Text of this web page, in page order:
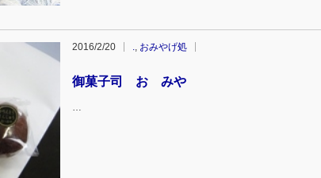
2016/2/20 ., おみやげ処
御菓子司 おゝみや
…